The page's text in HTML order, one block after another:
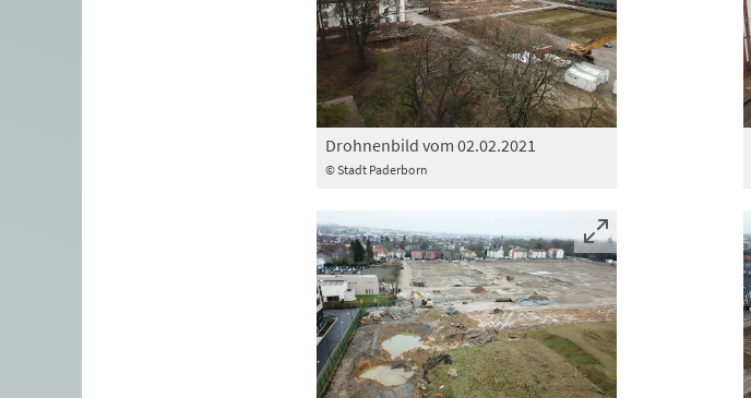
© Stadt Paderborn
Drohnenbild vom 02.02.2021